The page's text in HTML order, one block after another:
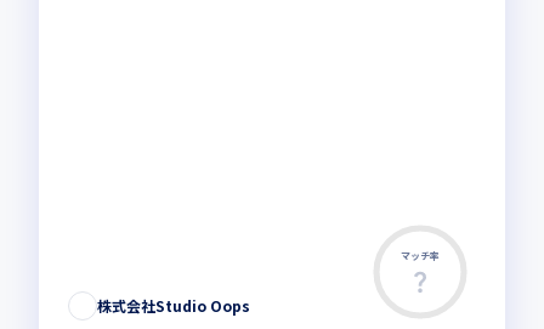
マッチ率
株式会社Studio Oops